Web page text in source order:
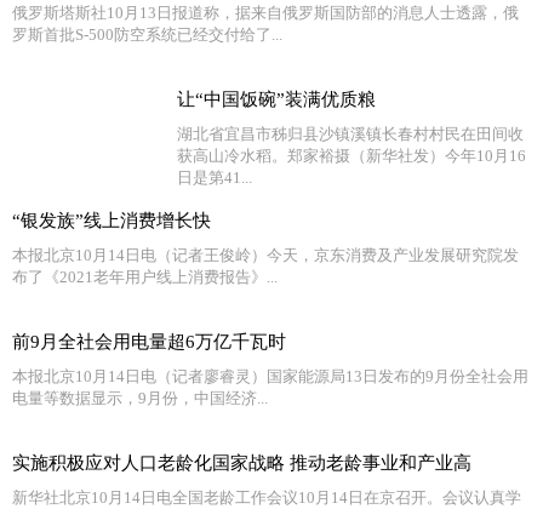
俄罗斯塔斯社10月13日报道称，据来自俄罗斯国防部的消息人士透露，俄
罗斯首批S-500防空系统已经交付给了...
让“中国饭碗”装满优质粮
湖北省宜昌市秭归县沙镇溪镇长春村村民在田间收
获高山冷水稻。郑家裕摄（新华社发）今年10月16
日是第41...
“银发族”线上消费增长快
本报北京10月14日电（记者王俊岭）今天，京东消费及产业发展研究院发
布了《2021老年用户线上消费报告》...
前9月全社会用电量超6万亿千瓦时
本报北京10月14日电（记者廖睿灵）国家能源局13日发布的9月份全社会用
电量等数据显示，9月份，中国经济...
实施积极应对人口老龄化国家战略 推动老龄事业和产业高
新华社北京10月14日电全国老龄工作会议10月14日在京召开。会议认真学